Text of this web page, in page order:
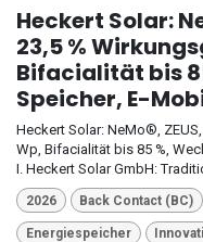
Heckert Solar:
23,5 %
Bifacialität bis
Speicher, E-
Heckert Solar: NeMo®,
Wp, Bifacialität bis 85 %,
I. Heckert Solar GmbH:
2026 Back Contact (BC)
Energiespeicher